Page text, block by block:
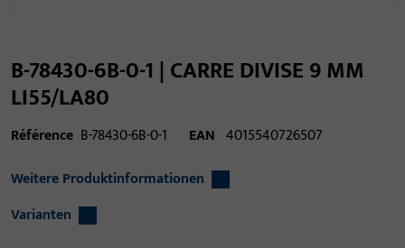
B-78430-6B-0-1 | CARRE DIVISE 9 MM
LI55/LA80
Référence B-78430-6B-0-1 EAN 4015540726507
Weitere Produktinformationen
Varianten